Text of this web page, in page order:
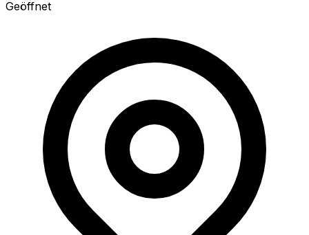
Geöffnet